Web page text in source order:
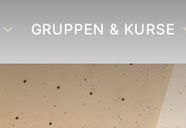
ZEITENSTRÖMUNG
POSTPLATZ
GRUPPEN & KURSE
GESAMTES KURS- UND
GRUPPENANGEBOT
BOULDERN